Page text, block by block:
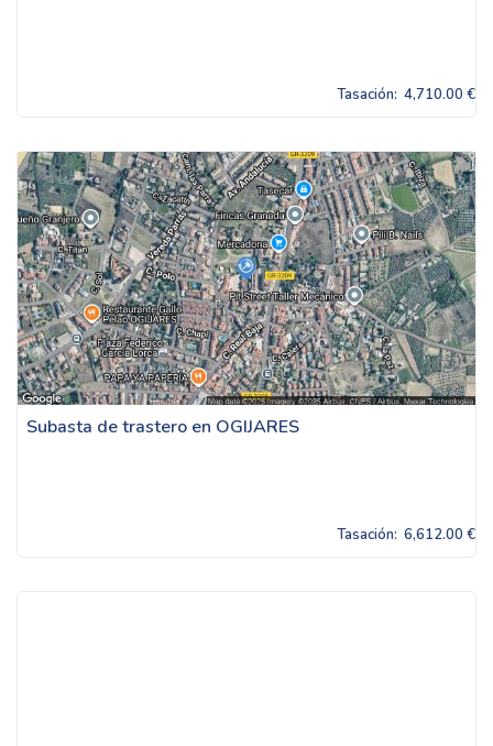
Tasación: 4,710.00 €
Subasta de trastero en OGIJARES
Tasación: 6,612.00 €